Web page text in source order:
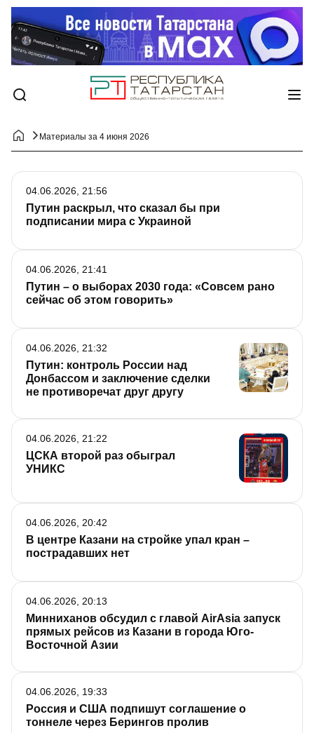
Материалы за 4 июня 2026
Путин раскрыл, что сказал бы при
подписании мира с Украиной
04.06.2026, 21:56
Путин – о выборах 2030 года: «Совсем рано
сейчас об этом говорить»
04.06.2026, 21:41
Путин: контроль России над
Донбассом и заключение сделки
не противоречат друг другу
04.06.2026, 21:32
ЦСКА второй раз обыграл
УНИКС
04.06.2026, 21:22
В центре Казани на стройке упал кран –
пострадавших нет
04.06.2026, 20:42
Минниханов обсудил с главой AirAsia запуск
прямых рейсов из Казани в города Юго-
Восточной Азии
04.06.2026, 20:13
Россия и США подпишут соглашение о
тоннеле через Берингов пролив
04.06.2026, 19:33